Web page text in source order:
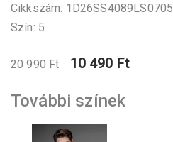
Cikkszám: 1D26SS4089LS0705
Szín: 5
20 990 Ft 10 490 Ft
További színek